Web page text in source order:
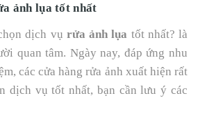
ảnh lụa tốt nhất
dịch vụ rửa ảnh lụa tốt nhất? là
quan tâm. Ngày nay, đáp ứng nhu
các cửa hàng rửa ảnh xuất hiện rất
dịch vụ tốt nhất, bạn cần lưu ý các